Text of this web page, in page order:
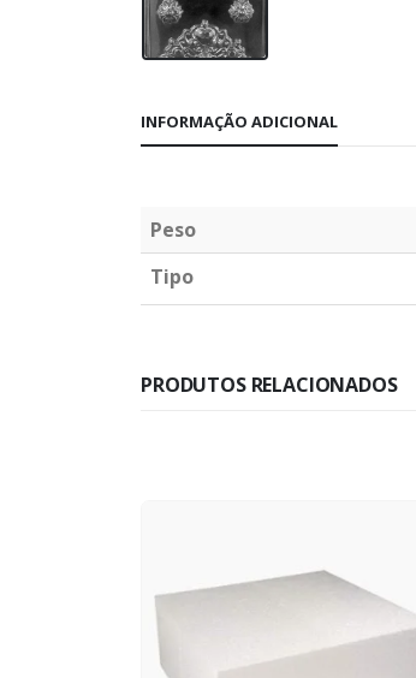
INFORMAÇÃO ADICIONAL
Peso
Tipo
PRODUTOS RELACIONADOS